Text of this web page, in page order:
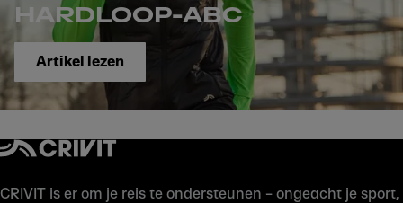
HARDLOOP-ABC
Artikel lezen
CRIVIT is er om je reis te ondersteunen – ongeacht je sport,